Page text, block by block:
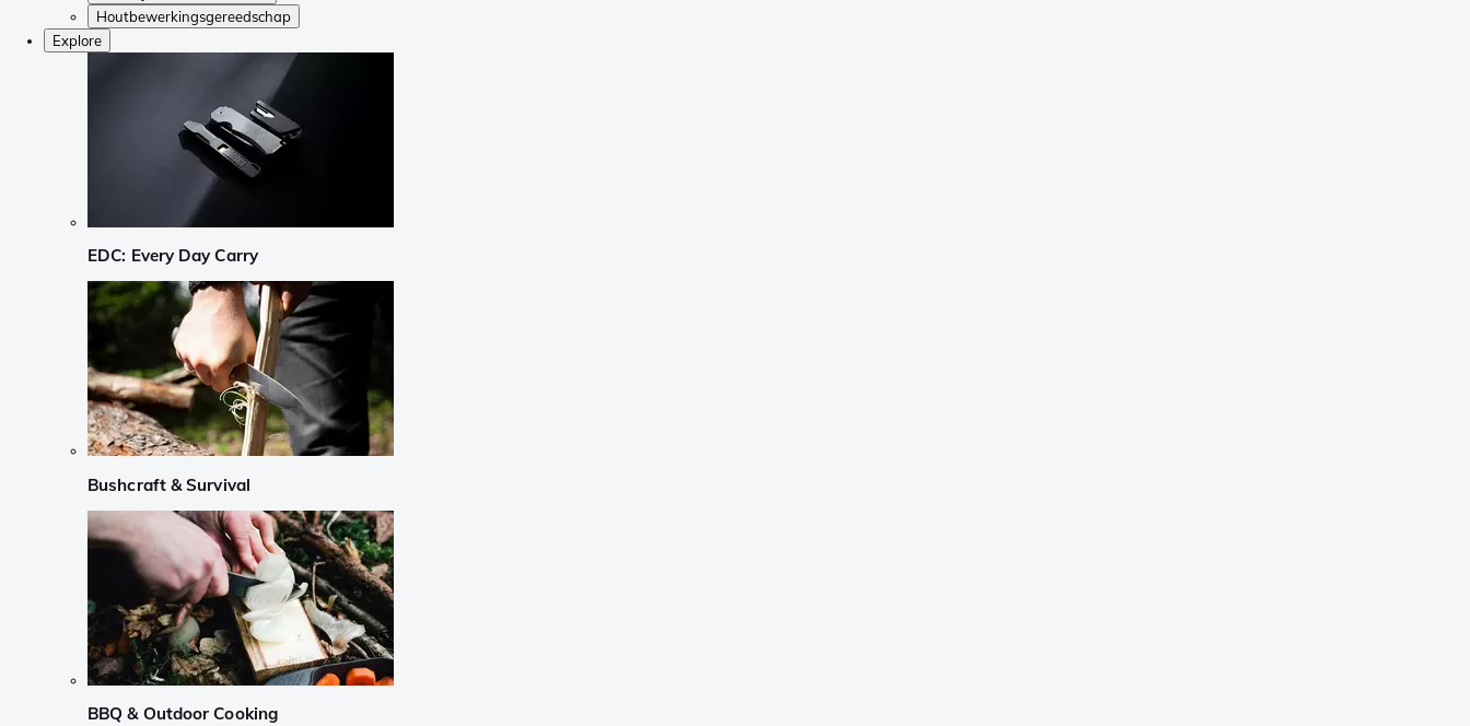
Houtbewerkingsgereedschap
Explore
EDC: Every Day Carry
Bushcraft & Survival
BBQ & Outdoor Cooking